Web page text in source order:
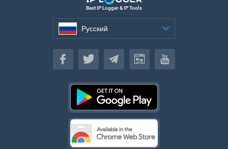
Best IP Logger & IP Tools
Русский
Русский